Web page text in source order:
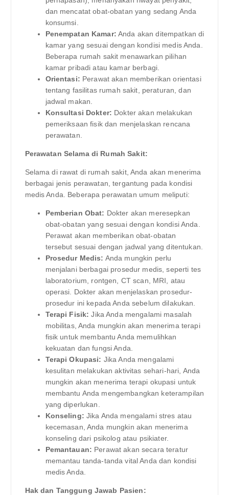
dan mencatat obat-obatan yang sedang Anda
konsumsi.
Penempatan Kamar: Anda akan ditempatkan di
kamar yang sesuai dengan kondisi medis Anda.
Beberapa rumah sakit menawarkan pilihan
kamar pribadi atau kamar berbagi.
Orientasi: Perawat akan memberikan orientasi
tentang fasilitas rumah sakit, peraturan, dan
jadwal makan.
Konsultasi Dokter: Dokter akan melakukan
pemeriksaan fisik dan menjelaskan rencana
perawatan.
Perawatan Selama di Rumah Sakit:
Selama di rawat di rumah sakit, Anda akan menerima
berbagai jenis perawatan, tergantung pada kondisi
medis Anda. Beberapa perawatan umum meliputi:
Pemberian Obat: Dokter akan meresepkan
obat-obatan yang sesuai dengan kondisi Anda.
Perawat akan memberikan obat-obatan
tersebut sesuai dengan jadwal yang ditentukan.
Prosedur Medis: Anda mungkin perlu
menjalani berbagai prosedur medis, seperti tes
laboratorium, rontgen, CT scan, MRI, atau
operasi. Dokter akan menjelaskan prosedur-
prosedur ini kepada Anda sebelum dilakukan.
Terapi Fisik: Jika Anda mengalami masalah
mobilitas, Anda mungkin akan menerima terapi
fisik untuk membantu Anda memulihkan
kekuatan dan fungsi Anda.
Terapi Okupasi: Jika Anda mengalami
kesulitan melakukan aktivitas sehari-hari, Anda
mungkin akan menerima terapi okupasi untuk
membantu Anda mengembangkan keterampilan
yang diperlukan.
Konseling: Jika Anda mengalami stres atau
kecemasan, Anda mungkin akan menerima
konseling dari psikolog atau psikiater.
Pemantauan: Perawat akan secara teratur
memantau tanda-tanda vital Anda dan kondisi
medis Anda.
Hak dan Tanggung Jawab Pasien: